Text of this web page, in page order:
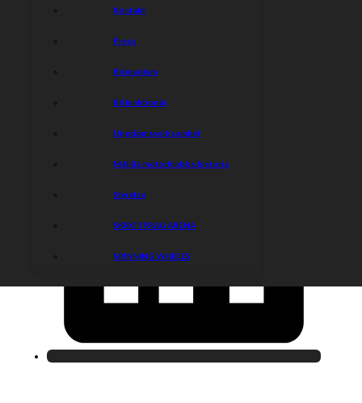
Kontakt
Press
Bli medlem
Bli funktionär
Ungdomsverksamhet
Målilla motorklubbs historia
Styrelse
SKROTFRAG ARENA
SPINNING WHEELS